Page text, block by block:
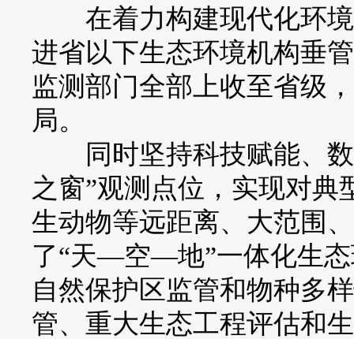
在着力构建现代化环境
进省以下生态环境机构垂
监测部门全部上收至省级
局。
同时坚持科技赋能、数
之窗”观测点位，实现对
生动物等远距离、大范围
了“天—空—地”一体化生
自然保护区监管和物种多
管、重大生态工程评估和